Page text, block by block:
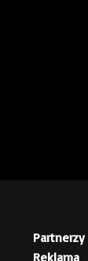
Partnerzy
Reklama